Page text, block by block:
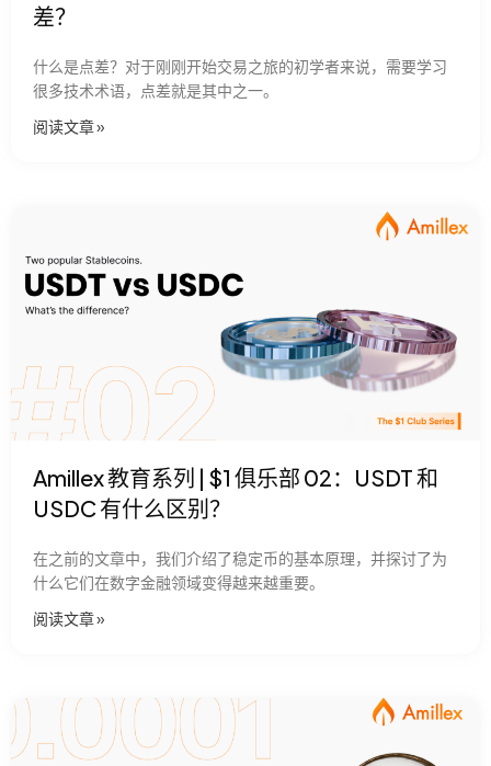
差？
什么是点差？对于刚刚开始交易之旅的初学者来说，需要学习
很多技术术语，点差就是其中之一。
阅读文章​ »
Amillex 教育系列 | $1 俱乐部 02：USDT 和
USDC 有什么区别？
在之前的文章中，我们介绍了稳定币的基本原理，并探讨了为
什么它们在数字金融领域变得越来越重要。
阅读文章​ »